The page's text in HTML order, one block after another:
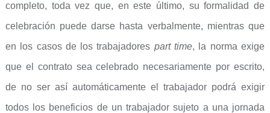
completo, toda vez que, en este último, su formalidad de
celebración puede darse hasta verbalmente, mientras que
en los casos de los trabajadores part time, la norma exige
que el contrato sea celebrado necesariamente por escrito,
de no ser así automáticamente el trabajador podrá exigir
todos los beneficios de un trabajador sujeto a una jornada